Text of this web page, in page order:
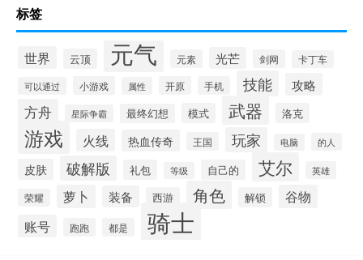
标签
世界 云顶 元气 元素 光芒 剑网 卡丁车
可以通过 小游戏 属性 开原 手机 技能 攻略
方舟 星际争霸 最终幻想 模式 武器 洛克
游戏 火线 热血传奇 王国 玩家 电脑 的人
皮肤 破解版 礼包 等级 自己的 艾尔 英雄
荣耀 萝卜 装备 西游 角色 解锁 谷物
账号 跑跑 都是 骑士